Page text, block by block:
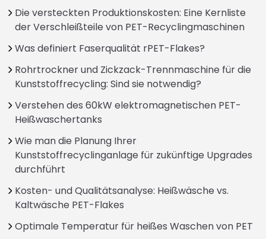
Die versteckten Produktionskosten: Eine Kernliste
der Verschleißteile von PET-Recyclingmaschinen
Was definiert Faserqualität rPET-Flakes?
Rohrtrockner und Zickzack-Trennmaschine für die
Kunststoffrecycling: Sind sie notwendig?
Verstehen des 60kW elektromagnetischen PET-
Heißwaschertanks
Wie man die Planung Ihrer
Kunststoffrecyclinganlage für zukünftige Upgrades
durchführt
Kosten- und Qualitätsanalyse: Heißwäsche vs.
Kaltwäsche PET-Flakes
Optimale Temperatur für heißes Waschen von PET